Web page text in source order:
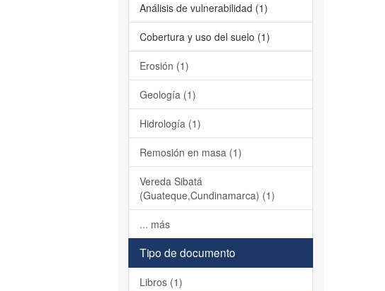
Análisis de vulnerabilidad (1)
Cobertura y uso del suelo (1)
Erosión (1)
Geología (1)
Hidrología (1)
Remosión en masa (1)
Vereda Sibatá
(Guateque,Cundinamarca) (1)
... más
Tipo de documento
Libros (1)